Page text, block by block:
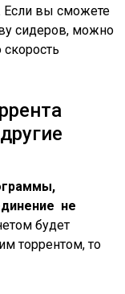
Если вы сможете
сидеров, можно
не
будет
торрентом, то